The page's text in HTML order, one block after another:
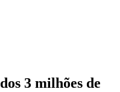
3 milhões de